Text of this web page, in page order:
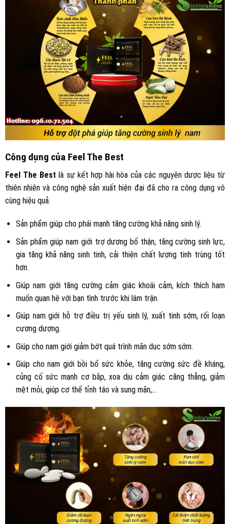
Công dụng của Feel The Best
Feel The Best là sự kết hợp hài hòa của các nguyên dược liệu từ
thiên nhiên và công nghệ sản xuất hiện đại đã cho ra công dụng vô
cùng hiệu quả.
Sản phẩm giúp cho phái mạnh tăng cường khả năng sinh lý.
Sản phẩm giúp nam giới trợ dương bổ thận, tăng cường sinh lực,
gia tăng khả năng sinh tinh, cải thiện chất lượng tinh trùng tốt
hơn.
Giúp nam giới tăng cường cảm giác khoái cảm, kích thích ham
muốn quan hệ với bạn tình trước khi lâm trận.
Giúp nam giới hỗ trợ điều trị yếu sinh lý, xuất tinh sớm, rối loạn
cương dương.
Giúp cho nam giới giảm bớt quá trình mãn dục sớm sớm.
Giúp cho nam giới bồi bổ sức khỏe, tăng cường sức đề kháng,
củng cố sức mạnh cơ bắp, xoa dịu cảm giác căng thẳng, giảm
mệt mỏi, giúp cơ thể tỉnh táo và sung mãn,…